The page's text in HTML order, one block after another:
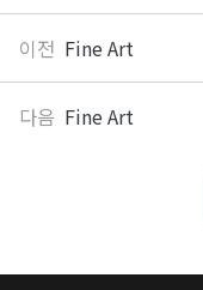
이전 Fine Art
다음 Fine Art